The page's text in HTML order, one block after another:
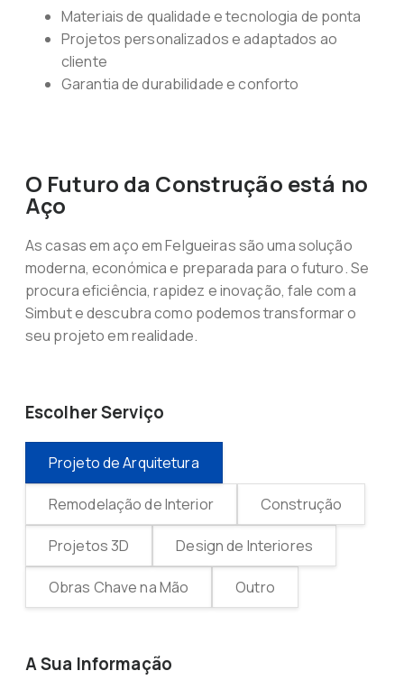
Materiais de qualidade e tecnologia de ponta
Projetos personalizados e adaptados ao
cliente
Garantia de durabilidade e conforto
O Futuro da Construção está no
Aço
As casas em aço em Felgueiras são uma solução
moderna, económica e preparada para o futuro. Se
procura eficiência, rapidez e inovação, fale com a
Simbut e descubra como podemos transformar o
seu projeto em realidade.
Escolher Serviço
Projeto de Arquitetura
Remodelação de Interior Construção
Projetos 3D Design de Interiores
Obras Chave na Mão Outro
A Sua Informação